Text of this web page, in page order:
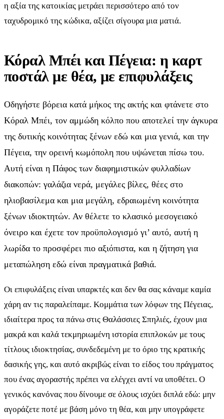
η αξία της κατοικίας μετράει περισσότερο από τον
ταχυδρομικό της κώδικα, αξίζει σίγουρα μια ματιά.
Κόραλ Μπέι και Πέγεια: η καρτ
ποστάλ με θέα, με επιφυλάξεις
Οδηγήστε βόρεια κατά μήκος της ακτής και φτάνετε στο
Κόραλ Μπέι, τον αμμώδη κόλπο που αποτελεί την άγκυρα
της δυτικής κοινότητας ξένων εδώ και μια γενιά, και την
Πέγεια, την ορεινή κωμόπολη που υψώνεται πίσω του.
Αυτή είναι η Πάφος των διαφημιστικών φυλλαδίων
διακοπών: γαλάζια νερά, μεγάλες βίλες, θέες στο
ηλιοβασίλεμα και μια μεγάλη, εδραιωμένη κοινότητα
ξένων ιδιοκτητών. Αν θέλετε το κλασικό μεσογειακό
όνειρο και έχετε τον προϋπολογισμό γι’ αυτό, αυτή η
λωρίδα το προσφέρει πιο αξιόπιστα, και η ζήτηση για
μεταπώληση εδώ είναι πραγματικά βαθιά.
Οι επιφυλάξεις είναι υπαρκτές και δεν θα σας κάναμε καμία
χάρη αν τις παραλείπαμε. Κομμάτια των λόφων της Πέγειας,
ιδιαίτερα προς τα πάνω στις Θαλάσσιες Σπηλιές, έχουν μια
μακρά και καλά τεκμηριωμένη ιστορία επιπλοκών με τους
τίτλους ιδιοκτησίας, συνδεδεμένη με το όριο της κρατικής
δασικής γης, και αυτό ακριβώς είναι το είδος του πράγματος
που ένας αγοραστής πρέπει να ελέγχει αντί να υποθέτει. Ο
γενικός κανόνας που δίνουμε σε όλους ισχύει διπλά εδώ: μην
αγοράζετε ποτέ με βάση μόνο τη θέα, και μην υπογράφετε